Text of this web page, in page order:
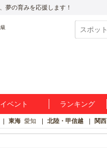
夢の育みを応援します！
ベント ランキング
東海 愛知 北陸・甲信越 関西